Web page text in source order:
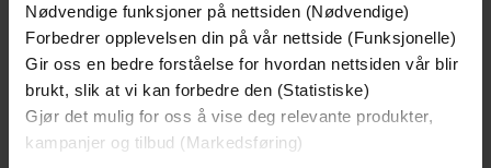
Nødvendige funksjoner på nettsiden (Nødvendige)
Forbedrer opplevelsen din på vår nettside (Funksjonelle)
Gir oss en bedre forståelse for hvordan nettsiden vår blir
brukt, slik at vi kan forbedre den (Statistiske)
Gjør det mulig for oss å vise deg relevante produkter,
kampanjer og tilbud (Markedsføring)